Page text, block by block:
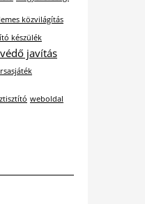
közvilágítás
készülék
javítás
weboldal